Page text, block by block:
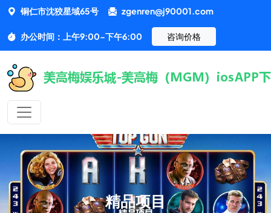
铜仁市沈狡星域65号 zgenren@j90001.com
办公时间：上午9:00-下午6:00 咨询价格
精品项目